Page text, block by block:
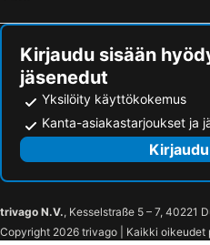
Kirjaudu sisään
jäsenedut
Yksilöity käyttökokemus
Kanta-asiakastarjoukset ja
trivago N.V., Kesselstraße 5 – 7, 40221
Copyright 2026 trivago | Kaikki oikeudet